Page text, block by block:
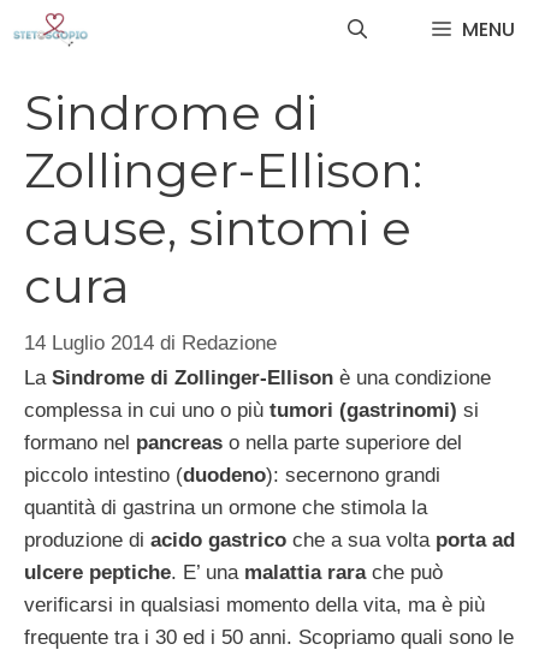
MENU
Sindrome di
Zollinger-Ellison:
cause, sintomi e
cura
14 Luglio 2014 di Redazione
La Sindrome di Zollinger-Ellison è una condizione
complessa in cui uno o più tumori (gastrinomi) si
formano nel pancreas o nella parte superiore del
piccolo intestino (duodeno): secernono grandi
quantità di gastrina un ormone che stimola la
produzione di acido gastrico che a sua volta porta ad
ulcere peptiche. E’ una malattia rarache può
verificarsi in qualsiasi momento della vita, ma è più
frequente tra i 30 ed i 50 anni. Scopriamo quali sono le